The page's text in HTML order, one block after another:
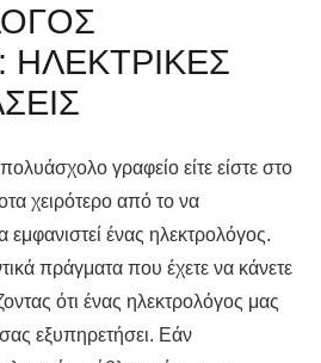
ΗΛΕΚΤΡΙΚΕΣ
γραφείο είτε είστε στο
χειρότερο από το να
εμφανιστεί ένας ηλεκτρολόγος.
πράγματα που έχετε να κάνετε
ότι ένας ηλεκτρολόγος μας
σας εξυπηρετήσει. Εάν